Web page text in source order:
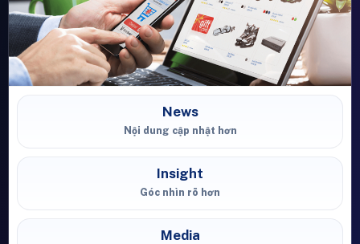
News
Nội dung cập nhật hơn
Insight
Góc nhìn rõ hơn
Media